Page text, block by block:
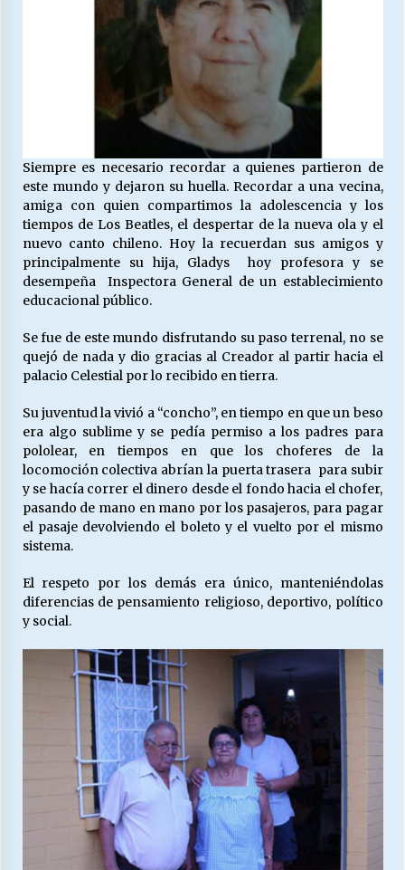
Escuela hospitalaria El Carmen de Maipu.
25/06/2026
¿Qué habrían dicho?
23/06/2026
VOLVER A SER ALTERNATIVA
16/06/2026
MUNICIPALIDADES, HONORARIOS, DESPIDOS
28/05/2026
Releyendo la Rerum Novarum a 135 años. “La
cuestión social hoy”.
16/05/2026
S.O.S. a los ricos, Save Our Souls (Salvar
Nuestras Almas)
30/04/2026
¿Asesores con doble sueldo?
18/04/2026
Chile y sus segmentos de la riqueza
06/04/2026
Siempre es necesario recordar a quienes partieron de
este mundo y dejaron su huella. Recordar a una vecina,
amiga con quien compartimos la adolescencia y los
tiempos de Los Beatles, el despertar de la nueva ola y el
nuevo canto chileno. Hoy la recuerdan sus amigos y
principalmente su hija, Gladys hoy profesora y se
desempeña Inspectora General de un establecimiento
educacional público.
Se fue de este mundo disfrutando su paso terrenal, no se
quejó de nada y dio gracias al Creador al partir hacia el
palacio Celestial por lo recibido en tierra.
Su juventud la vivió a “concho”, en tiempo en que un beso
era algo sublime y se pedía permiso a los padres para
pololear, en tiempos en que los choferes de la
locomoción colectiva abrían la puerta trasera para subir
y se hacía correr el dinero desde el fondo hacia el chofer,
pasando de mano en mano por los pasajeros, para pagar
el pasaje devolviendo el boleto y el vuelto por el mismo
sistema.
El respeto por los demás era único, manteniéndolas
diferencias de pensamiento religioso, deportivo, político
y social.